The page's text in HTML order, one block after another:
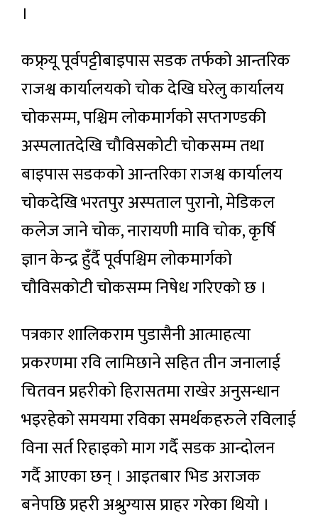
।
कफ्र्यू पूर्वपट्टीबाइपास सडक तर्फको आन्तरिक
राजश्व कार्यालयको चोक देखि घरेलु कार्यालय
चोकसम्म, पश्चिम लोकमार्गको सप्तगण्डकी
अस्पलातदेखि चौविसकोटी चोकसम्म तथा
बाइपास सडकको आन्तरिका राजश्व कार्यालय
चोकदेखि भरतपुर अस्पताल पुरानो, मेडिकल
कलेज जाने चोक, नारायणी मावि चोक, कृर्षि
ज्ञान केन्द्र हुँर्दै पूर्वपश्चिम लोकमार्गको
चौविसकोटी चोकसम्म निषेध गरिएको छ ।
पत्रकार शालिकराम पुडासैनी आत्माहत्या
प्रकरणमा रवि लामिछाने सहित तीन जनालाई
चितवन प्रहरीको हिरासतमा राखेर अनुसन्धान
भइरहेको समयमा रविका समर्थकहरुले रविलाई
विना सर्त रिहाइको माग गर्दै सडक आन्दोलन
गर्दै आएका छन् । आइतबार भिड अराजक
बनेपछि प्रहरी अश्रुग्यास प्राहर गरेका थियो ।